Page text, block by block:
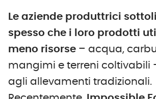
Le aziende produttrici
spesso che i loro prodotti
meno risorse – acqua,
mangimi e terreni coltivabili
agli allevamenti tradizionali.